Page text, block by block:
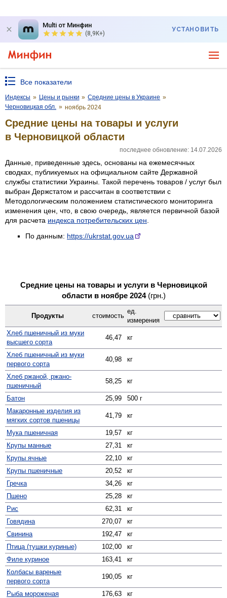
Multi от Минфин
(8,9K+)
УСТАНОВИТЬ
Все показатели
Индексы » Цены и рынки » Средние цены в Украине »
Черновицкая обл. » ноябрь 2024
Средние цены на товары и услуги
в Черновицкой области
последнее обновление: 14.07.2026
Данные, приведенные здесь, основаны на ежемесячных
сводках, публикуемых на официальном сайте Державной
службы статистики Украины. Такой перечень товаров / услуг был
выбран Держстатом и рассчитан в соответствии с
Методологическим положением статистического мониторинга
изменения цен, что, в свою очередь, является первичной базой
для расчета индекса потребительских цен
По данным: https://ukrstat.gov.ua
Средние цены на товары и услуги в Черновицкой
области в ноябре 2024 (грн.)
Продукты стоимость
ед.
измерения
Хлеб пшеничный из муки
высшего сорта
46,47 кг
Хлеб пшеничный из муки
первого сорта
40,98 кг
Хлеб ржаной, ржано-
пшеничный
58,25 кг
Батон 25,99
500 г
Макаронные изделия из
мягких сортов пшеницы
41,79 кг
Мука пшеничная 19,57
кг
Крупы манные
27,31
кг
Крупы ячные
22,10
кг
Крупы пшеничные
20,52
кг
Гречка
34,26
кг
Пшено
25,28
кг
Рис
62,31
кг
Говядина
270,07
кг
Свинина
192,47
кг
Птица (тушки куриные)
102,00
кг
Филе куриное
163,41
кг
Колбасы вареные
первого сорта
190,05 кг
Рыба мороженая 176,63
кг